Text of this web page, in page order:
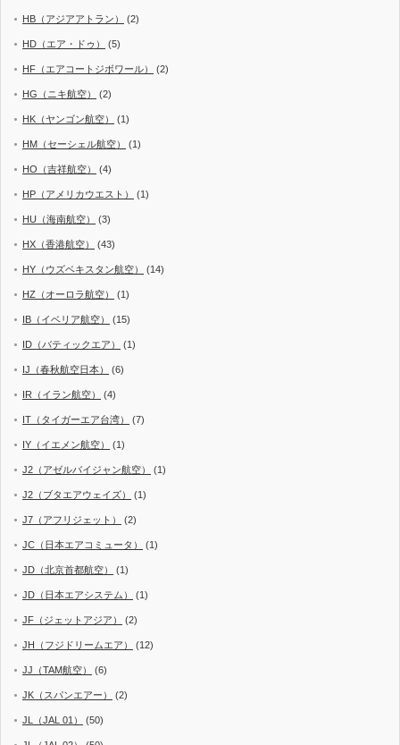
HB（アジアアトラン） (2)
HD（エア・ドゥ） (5)
HF（エアコートジボワール） (2)
HG（ニキ航空） (2)
HK（ヤンゴン航空） (1)
HM（セーシェル航空） (1)
HO（吉祥航空） (4)
HP（アメリカウエスト） (1)
HU（海南航空） (3)
HX（香港航空） (43)
HY（ウズベキスタン航空） (14)
HZ（オーロラ航空） (1)
IB（イベリア航空） (15)
ID（バティックエア） (1)
IJ（春秋航空日本） (6)
IR（イラン航空） (4)
IT（タイガーエア台湾） (7)
IY（イエメン航空） (1)
J2（アゼルバイジャン航空） (1)
J2（ブタエアウェイズ） (1)
J7（アフリジェット） (2)
JC（日本エアコミュータ） (1)
JD（北京首都航空） (1)
JD（日本エアシステム） (1)
JF（ジェットアジア） (2)
JH（フジドリームエア） (12)
JJ（TAM航空） (6)
JK（スパンエアー） (2)
JL（JAL 01） (50)